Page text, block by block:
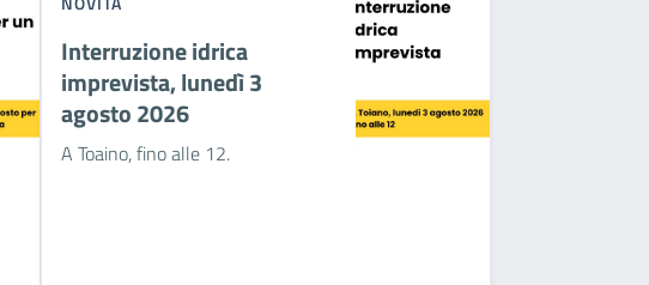
Interruzione idrica
imprevista, lunedì 3
agosto 2026
A Toaino, fino alle 12.